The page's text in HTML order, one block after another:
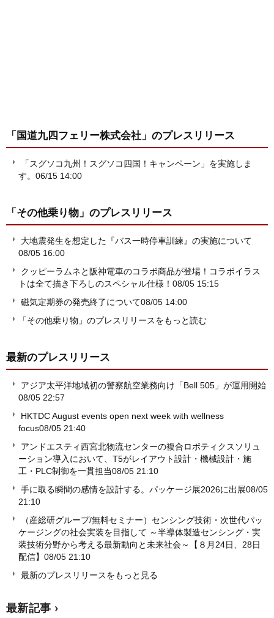
「国道九四フェリー株式会社」 のプレスリリース
「スグソコ九州！スグソコ四国！キャンペーン」を実施しま
す。 06/15 14:00
「その他乗り物」 のプレスリリース
大地震発生を想定した『バス一時停車訓練』の実施について
08/05 16:00
クッピーラムネと阪神電車のコラボ商品が登場！コラボイラス
トは全て描き下ろしのスペシャル仕様！ 08/05 15:15
磁気定期券の発売終了について08/05 14:00
「その他乗り物」のプレスリリースをもっと読む
最新のプレスリリース
アジア太平洋地域初の警察航空業務向け「Bell 505」が運用開始
08/05 22:57
HKTDC August events open next week with wellness
focus08/05 21:40
アンドエスティ西宮北物流センターの複合ロボティクスソリュ
ーション導入において、T5がレイアウト設計・機械設計・施
工・PLC制御を一貫担当08/05 21:10
手に取る瞬間の感情を設計する。パッケージ展2026に出展08/05
21:10
（産総研グループ/無料セミナー）センシング技術・次世代パッ
ケージングの社会実装を目指して ～半導体製造センシング・実
装技術分野から考える最新動向と未来社会～【８月24日、28日
配信】 08/05 21:10
最新のプレスリリースをもっと見る
最新記事